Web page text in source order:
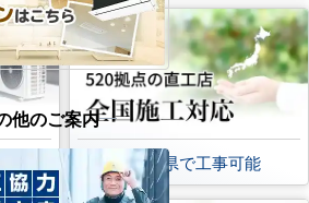
能
POINT
4
47都道府県で工事可能
他のご案内